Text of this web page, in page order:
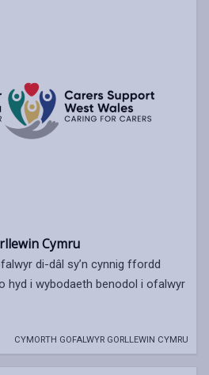
Cymru
di-dâl sy’n cynnig ffordd
hyd i wybodaeth benodol i ofalwyr
CYMORTH GOFALWYR GORLLEWIN CYMRU